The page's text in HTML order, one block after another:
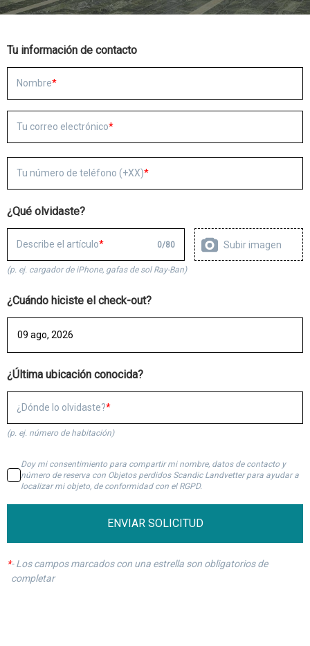
Tu información de contacto
Nombre
Tu correo electrónico
Tu número de teléfono (+XX)
¿Qué olvidaste?
Describe el artículo 0/80 Subir imagen
(p. ej. cargador de iPhone, gafas de sol Ray-Ban)
¿Cuándo hiciste el check-out?
¿Última ubicación conocida?
¿Dónde lo olvidaste?
(p. ej. número de habitación)
Doy mi consentimiento para compartir mi nombre, datos de contacto y
número de reserva con Objetos perdidos Scandic Landvetter para ayudar a
localizar mi objeto, de conformidad con el RGPD.
ENVIAR SOLICITUD
*-Los campos marcados con una estrella son obligatorios de
completar